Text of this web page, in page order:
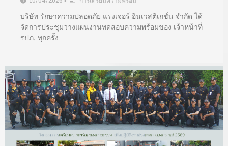
บริษัท รักษาความปลอดภัย แรงเจอร์ อินเวสติเกชั่น จำกัด ได้
จัดการประชุมวางแผนงานทดสอบความพร้อมของ เจ้าหน้าที่
รปภ. ทุกครั้ง